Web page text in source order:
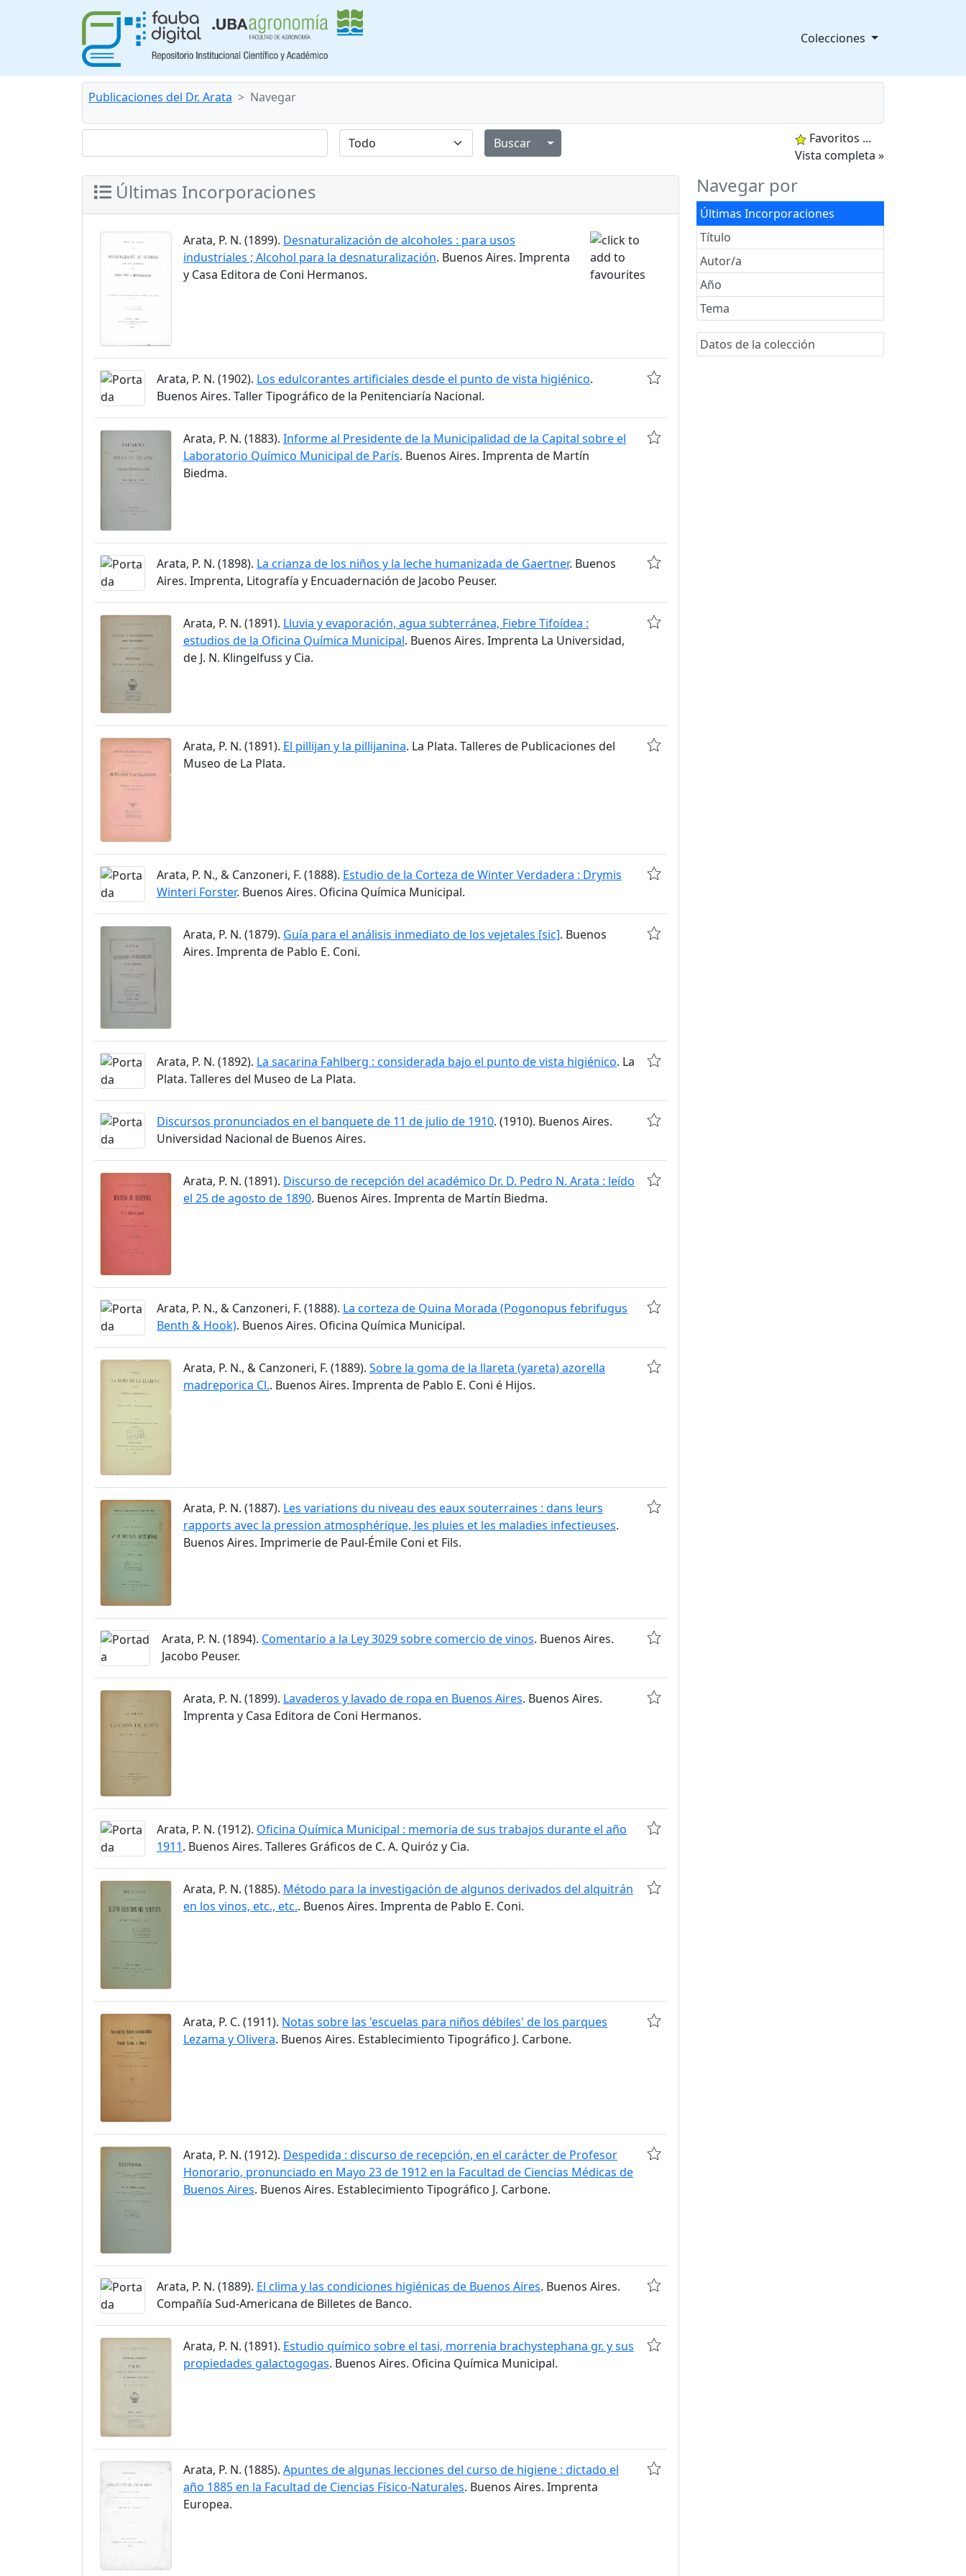
Colecciones
Publicaciones del Dr. Arata Navegar
Alternar menú desplegable
Favoritos ...
Vista completa »
Navegar por
Últimas Incorporaciones
Título
Autor/a
Año
Tema
Datos de la colección
Últimas Incorporaciones
Arata, P. N. (1899). Desnaturalización de alcoholes : para usos
industriales ; Alcohol para la desnaturalización. Buenos Aires. Imprenta
y Casa Editora de Coni Hermanos.
Arata, P. N. (1902). Los edulcorantes artificiales desde el punto de vista higiénico.
Buenos Aires. Taller Tipográfico de la Penitenciaría Nacional.
Arata, P. N. (1883). Informe al Presidente de la Municipalidad de la Capital sobre el
Laboratorio Químico Municipal de París. Buenos Aires. Imprenta de Martín
Biedma.
Arata, P. N. (1898). La crianza de los niños y la leche humanizada de Gaertner. Buenos
Aires. Imprenta, Litografía y Encuadernación de Jacobo Peuser.
Arata, P. N. (1891). Lluvia y evaporación, agua subterránea, Fiebre Tifoídea :
estudios de la Oficina Química Municipal. Buenos Aires. Imprenta La Universidad,
de J. N. Klingelfuss y Cia.
Arata, P. N. (1891). El pillijan y la pillijanina. La Plata. Talleres de Publicaciones del
Museo de La Plata.
Arata, P. N., & Canzoneri, F. (1888). Estudio de la Corteza de Winter Verdadera : Drymis
Winteri Forster. Buenos Aires. Oficina Química Municipal.
Arata, P. N. (1879). Guía para el análisis inmediato de los vejetales [sic]. Buenos
Aires. Imprenta de Pablo E. Coni.
Arata, P. N. (1892). La sacarina Fahlberg : considerada bajo el punto de vista higiénico. La
Plata. Talleres del Museo de La Plata.
Discursos pronunciados en el banquete de 11 de julio de 1910. (1910). Buenos Aires.
Universidad Nacional de Buenos Aires.
Arata, P. N. (1891). Discurso de recepción del académico Dr. D. Pedro N. Arata : leído
el 25 de agosto de 1890. Buenos Aires. Imprenta de Martín Biedma.
Arata, P. N., & Canzoneri, F. (1888). La corteza de Quina Morada (Pogonopus febrifugus
Benth & Hook). Buenos Aires. Oficina Química Municipal.
Arata, P. N., & Canzoneri, F. (1889). Sobre la goma de la llareta (yareta) azorella
madreporica Cl.. Buenos Aires. Imprenta de Pablo E. Coni é Hijos.
Arata, P. N. (1887). Les variations du niveau des eaux souterraines : dans leurs
rapports avec la pression atmosphérique, les pluies et les maladies infectieuses.
Buenos Aires. Imprimerie de Paul-Émile Coni et Fils.
Arata, P. N. (1894). Comentario a la Ley 3029 sobre comercio de vinos. Buenos Aires.
Jacobo Peuser.
Arata, P. N. (1899). Lavaderos y lavado de ropa en Buenos Aires. Buenos Aires.
Imprenta y Casa Editora de Coni Hermanos.
Arata, P. N. (1912). Oficina Química Municipal : memoria de sus trabajos durante el año
1911. Buenos Aires. Talleres Gráficos de C. A. Quiróz y Cia.
Arata, P. N. (1885). Método para la investigación de algunos derivados del alquitrán
en los vinos, etc., etc.. Buenos Aires. Imprenta de Pablo E. Coni.
Arata, P. C. (1911). Notas sobre las 'escuelas para niños débiles' de los parques
Lezama y Olivera. Buenos Aires. Establecimiento Tipográfico J. Carbone.
Arata, P. N. (1912). Despedida : discurso de recepción, en el carácter de Profesor
Honorario, pronunciado en Mayo 23 de 1912 en la Facultad de Ciencias Médicas de
Buenos Aires. Buenos Aires. Establecimiento Tipográfico J. Carbone.
Arata, P. N. (1889). El clima y las condiciones higiénicas de Buenos Aires. Buenos Aires.
Compañía Sud-Americana de Billetes de Banco.
Arata, P. N. (1891). Estudio químico sobre el tasi, morrenia brachystephana gr. y sus
propiedades galactogogas. Buenos Aires. Oficina Química Municipal.
Arata, P. N. (1885). Apuntes de algunas lecciones del curso de higiene : dictado el
año 1885 en la Facultad de Ciencias Físico-Naturales. Buenos Aires. Imprenta
Europea.